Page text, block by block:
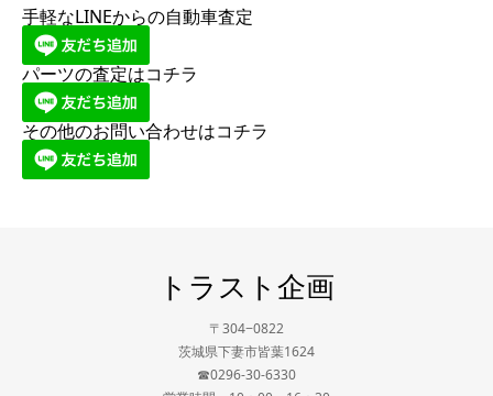
手軽なLINEからの自動車査定
パーツの査定はコチラ
その他のお問い合わせはコチラ
トラスト企画
〒304−0822
茨城県下妻市皆葉1624
☎0296-30-6330